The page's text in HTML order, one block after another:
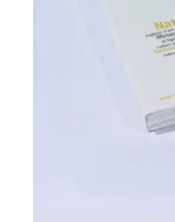
Area